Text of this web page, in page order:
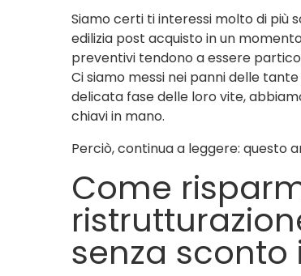
Siamo certi ti interessi molto di
edilizia post acquisto in un
preventivi tendono a essere
Ci siamo messi nei panni delle
delicata fase delle loro vite,
chiavi in mano.
Perciò, continua a leggere: questo
Come
senza sconto